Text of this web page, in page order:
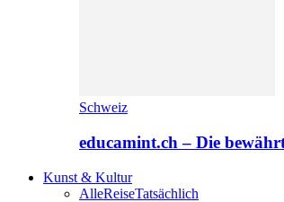
Schweiz
educamint.ch – Die
Kunst & Kultur
AlleReiseTatsächlich